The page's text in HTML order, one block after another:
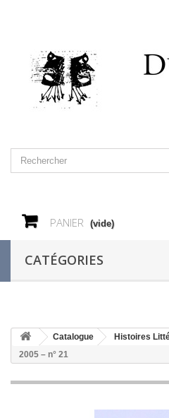
PANIER (vide)
CATÉGORIES
Catalogue Histoires
2005 – n° 21